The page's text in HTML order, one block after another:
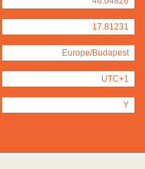
17.81231
Europe/Budapest
UTC+1
Y